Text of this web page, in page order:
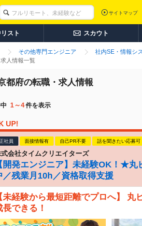
サイトマップ
スト スカウト
その他専門エンジニア 社内SE・情報シ
人情報一覧
都府の転職・求人情報
1～4件を表示
UP!
社員 面接情報有 自己PR不要 話を聞きたい応募可
会社タイムクリエイターズ
開発エンジニア】未経験OK！★
／残業月10h／資格取得支援
未経験から最短距離でプロへ】
長できる！